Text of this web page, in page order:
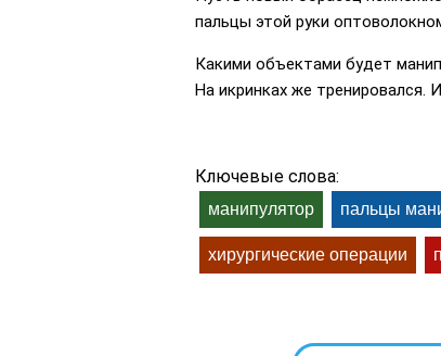
пальцы этой руки
Какими объектами будет
На икринках же тренировался.
Ключевые слова:
манипулятор пальцы
хирургические операции